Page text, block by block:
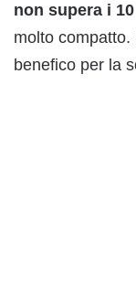
non supera i
molto
benefico per la